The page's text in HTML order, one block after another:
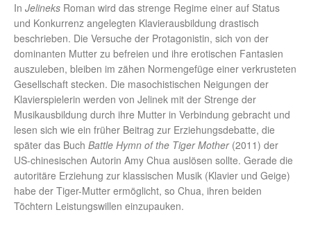
In Jelineks Roman wird das strenge Regime einer auf Status
und Konkurrenz angelegten Klavierausbildung drastisch
beschrieben. Die Versuche der Protagonistin, sich von der
dominanten Mutter zu befreien und ihre erotischen Fantasien
auszuleben, bleiben im zähen Normengefüge einer verkrusteten
Gesellschaft stecken. Die masochistischen Neigungen der
Klavierspielerin werden von Jelinek mit der Strenge der
Musikausbildung durch ihre Mutter in Verbindung gebracht und
lesen sich wie ein früher Beitrag zur Erziehungsdebatte, die
später das Buch Battle Hymn of the Tiger Mother(2011) der
US-chinesischen Autorin Amy Chua auslösen sollte. Gerade die
autoritäre Erziehung zur klassischen Musik (Klavier und Geige)
habe der Tiger-Mutter ermöglicht, so Chua, ihren beiden
Töchtern Leistungswillen einzupauken.